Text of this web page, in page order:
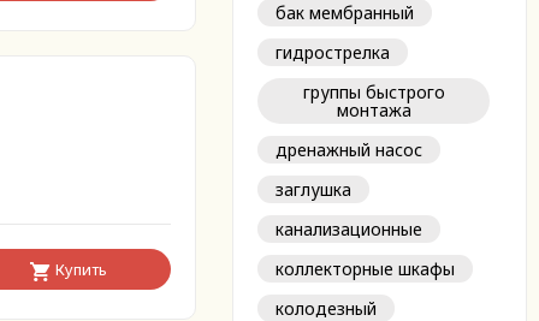
бак мембранный
гидрострелка
группы быстрого
монтажа
дренажный насос
заглушка
канализационные
коллекторные шкафы
колодезный
Купить